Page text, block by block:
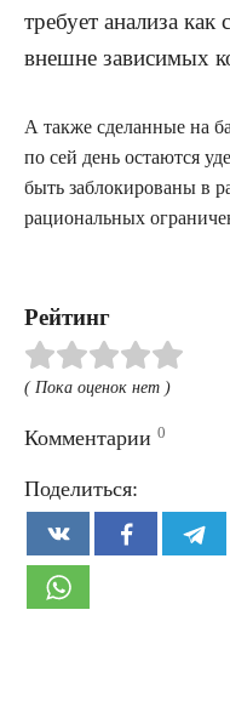
требует анализа
внешне зависимых
А также сделанные на
по сей день остаются
быть заблокированы в
рациональных
Рейтинг
( Пока оценок нет )
Комментарии 0
Поделиться: